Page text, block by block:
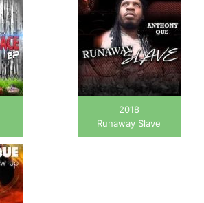
2018
Runaway Slave